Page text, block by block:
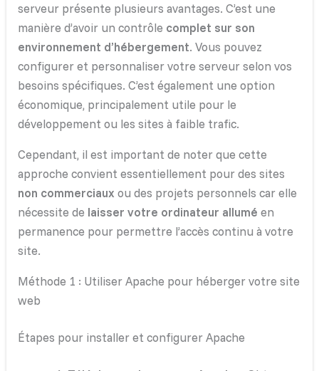
serveur présente plusieurs avantages. C’est une
manière d’avoir un contrôle complet sur son
environnement d’hébergement. Vous pouvez
configurer et personnaliser votre serveur selon vos
besoins spécifiques. C’est également une option
économique, principalement utile pour le
développement ou les sites à faible trafic.
Cependant, il est important de noter que cette
approche convient essentiellement pour des sites
non commerciaux ou des projets personnels car elle
nécessite de laisser votre ordinateur allumé en
permanence pour permettre l’accès continu à votre
site.
Méthode 1 : Utiliser Apache pour héberger votre site
web
Étapes pour installer et configurer Apache